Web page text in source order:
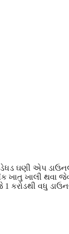
ઘણી એપ
ખાતુ ખાલી થવા
વધુ